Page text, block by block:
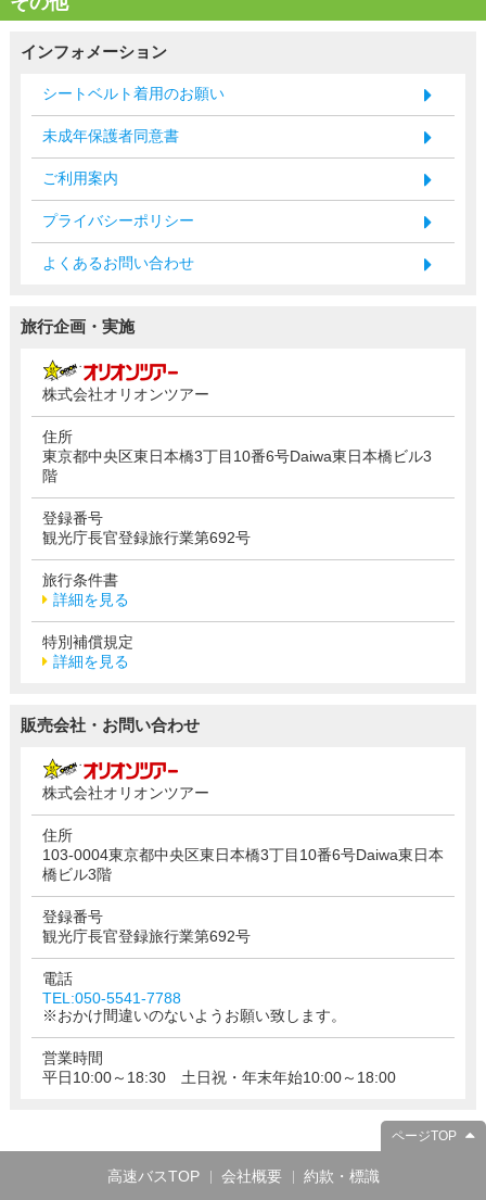
インフォメーション
シートベルト着用のお願い
未成年保護者同意書
ご利用案内
プライバシーポリシー
よくあるお問い合わせ
旅行企画・実施
株式会社オリオンツアー
住所
東京都中央区東日本橋3丁目10番6号Daiwa東日本橋ビル3
階
登録番号
観光庁長官登録旅行業第692号
旅行条件書
詳細を見る
特別補償規定
詳細を見る
販売会社・お問い合わせ
株式会社オリオンツアー
住所
103-0004東京都中央区東日本橋3丁目10番6号Daiwa東日本
橋ビル3階
登録番号
観光庁長官登録旅行業第692号
電話
TEL:050-5541-7788
※おかけ間違いのないようお願い致します。
営業時間
平日10:00～18:30 土日祝・年末年始10:00～18:00
ページTOP
高速バスTOP 会社概要 約款・標識